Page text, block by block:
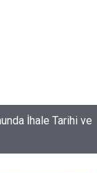
İhale Tarihi ve